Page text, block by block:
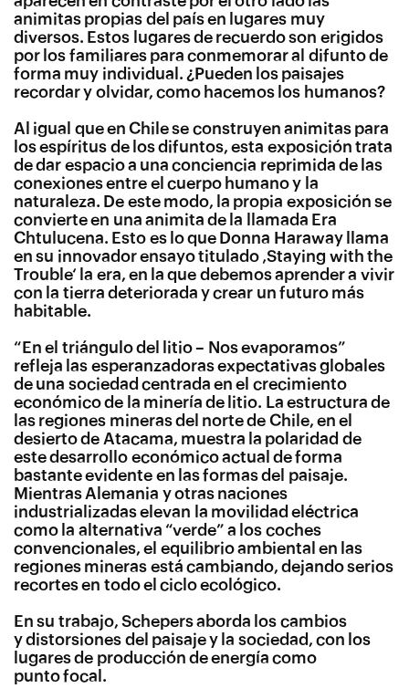
animitas propias del país en lugares muy
diversos. Estos lugares de recuerdo son erigidos
por los familiares para conmemorar al difunto de
forma muy individual. ¿Pueden los paisajes
recordar y olvidar, como hacemos los humanos?
Al igual que en Chile se construyen animitas para
los espíritus de los difuntos, esta exposición trata
de dar espacio a una conciencia reprimida de las
conexiones entre el cuerpo humano y la
naturaleza. De este modo, la propia exposición se
convierte en una animita de la llamada Era
Chtulucena. Esto es lo que Donna Haraway llama
en su innovador ensayo titulado ‚Staying with the
Trouble‘ la era, en la que debemos aprender a vivir
con la tierra deteriorada y crear un futuro más
habitable.
“En el triángulo del litio – Nos evaporamos”
refleja las esperanzadoras expectativas globales
de una sociedad centrada en el crecimiento
económico de la minería de litio. La estructura de
las regiones mineras del norte de Chile, en el
desierto de Atacama, muestra la polaridad de
este desarrollo económico actual de forma
bastante evidente en las formas del paisaje.
Mientras Alemania y otras naciones
industrializadas elevan la movilidad eléctrica
como la alternativa “verde” a los coches
convencionales, el equilibrio ambiental en las
regiones mineras está cambiando, dejando serios
recortes en todo el ciclo ecológico.
En su trabajo, Schepers aborda los cambios
y distorsiones del paisaje y la sociedad, con los
lugares de producción de energía como
punto focal.